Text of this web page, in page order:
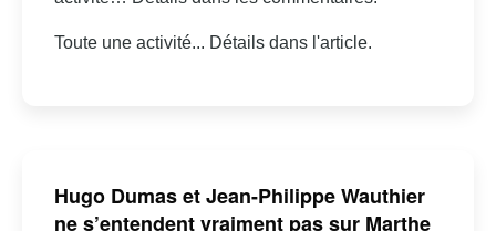
Toute une activité... Détails dans l'article.
Hugo Dumas et Jean-Philippe Wauthier
ne s’entendent vraiment pas sur Marthe